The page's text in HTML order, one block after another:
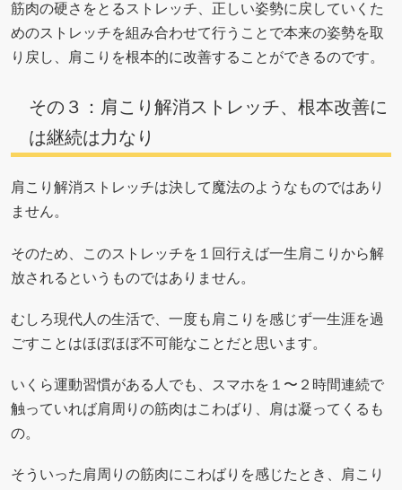
筋肉の硬さをとるストレッチ、正しい姿勢に戻していくた
めのストレッチを組み合わせて行うことで本来の姿勢を取
り戻し、肩こりを根本的に改善することができるのです。
その３：肩こり解消ストレッチ、根本改善に
は継続は力なり
肩こり解消ストレッチは決して魔法のようなものではあり
ません。
そのため、このストレッチを１回行えば一生肩こりから解
放されるというものではありません。
むしろ現代人の生活で、一度も肩こりを感じず一生涯を過
ごすことはほぼほぼ不可能なことだと思います。
いくら運動習慣がある人でも、スマホを１〜２時間連続で
触っていれば肩周りの筋肉はこわばり、肩は凝ってくるも
の。
そういった肩周りの筋肉にこわばりを感じたとき、肩こり